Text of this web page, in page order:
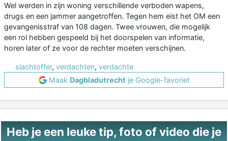
Wel werden in zijn woning verschillende verboden wapens,
drugs en een jammer aangetroffen. Tegen hem eist het OM een
gevangenisstraf van 108 dagen. Twee vrouwen, die mogelijk
een rol hebben gespeeld bij het doorspelen van informatie,
horen later of ze voor de rechter moeten verschijnen.
slachtoffer, verdachten, verdachte
Maak Dagbladutrecht je Google-favoriet
Heb je een leuke tip, foto of video die je